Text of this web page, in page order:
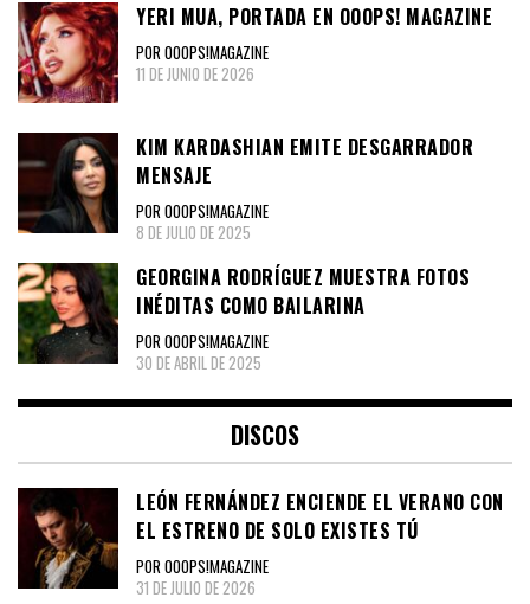
YERI MUA, PORTADA EN OOOPS! MAGAZINE
POR OOOPS!MAGAZINE
11 DE JUNIO DE 2026
KIM KARDASHIAN EMITE DESGARRADOR
MENSAJE
POR OOOPS!MAGAZINE
8 DE JULIO DE 2025
GEORGINA RODRÍGUEZ MUESTRA FOTOS
INÉDITAS COMO BAILARINA
POR OOOPS!MAGAZINE
30 DE ABRIL DE 2025
DISCOS
LEÓN FERNÁNDEZ ENCIENDE EL VERANO CON
EL ESTRENO DE SOLO EXISTES TÚ
POR OOOPS!MAGAZINE
31 DE JULIO DE 2026